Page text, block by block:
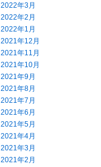
2022年3月
2022年2月
2022年1月
2021年12月
2021年11月
2021年10月
2021年9月
2021年8月
2021年7月
2021年6月
2021年5月
2021年4月
2021年3月
2021年2月